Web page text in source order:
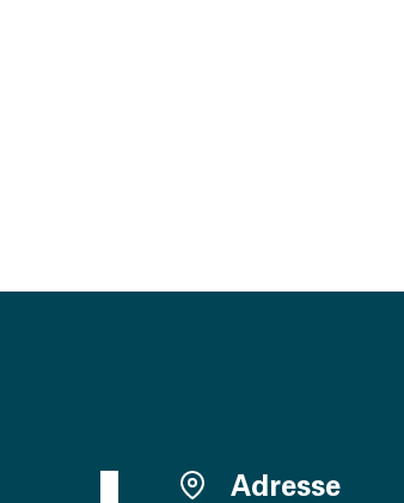
Adresse